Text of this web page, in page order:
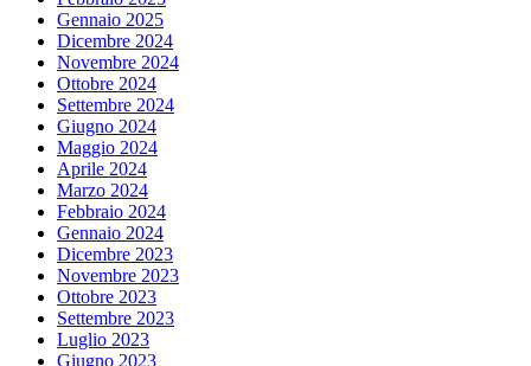
Gennaio 2025
Dicembre 2024
Novembre 2024
Ottobre 2024
Settembre 2024
Giugno 2024
Maggio 2024
Aprile 2024
Marzo 2024
Febbraio 2024
Gennaio 2024
Dicembre 2023
Novembre 2023
Ottobre 2023
Settembre 2023
Luglio 2023
Giugno 2023